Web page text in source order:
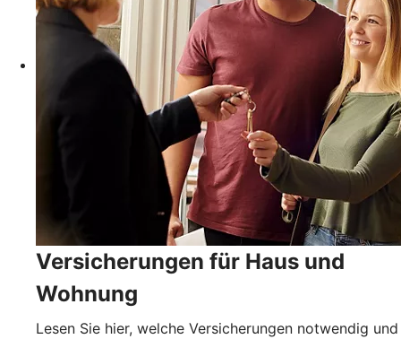
Versicherungen für Haus und
Wohnung
Lesen Sie hier, welche Versicherungen notwendig und